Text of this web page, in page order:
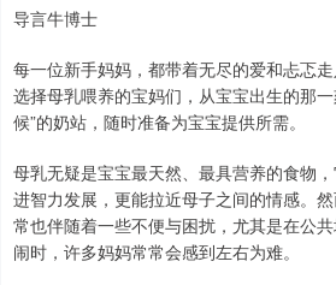
导言牛博士
每一位新手妈妈，都带着无尽的爱和忐忑
选择母乳喂养的宝妈们，从宝宝出生的那
候”的奶站，随时准备为宝宝提供所需。
母乳无疑是宝宝最天然、最具营养的食物
进智力发展，更能拉近母子之间的情感。
常也伴随着一些不便与困扰，尤其是在公
闹时，许多妈妈常常会感到左右为难。